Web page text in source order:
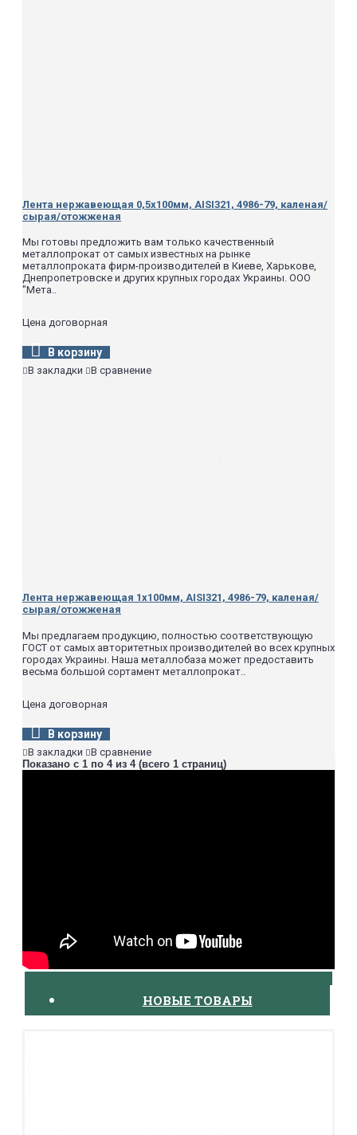
Лента нержавеющая 0,5х100мм, AISI321, 4986-79, каленая/
сырая/отожженая
Мы готовы предложить вам только качественный
металлопрокат от самых известных на рынке
металлопроката фирм-производителей в Киеве, Харькове,
Днепропетровске и других крупных городах Украины. ООО
"Мета..
Цена договорная
В корзину
В закладки В сравнение
Лента нержавеющая 1х100мм, AISI321, 4986-79, каленая/
сырая/отожженая
Мы предлагаем продукцию, полностью соответствующую
ГОСТ от самых авторитетных производителей во всех крупных
городах Украины. Наша металлобаза может предоставить
весьма большой сортамент металлопрокат..
Цена договорная
В корзину
В закладки
В сравнение
Показано с 1 по 4 из 4 (всего 1 страниц)
НОВЫЕ ТОВАРЫ